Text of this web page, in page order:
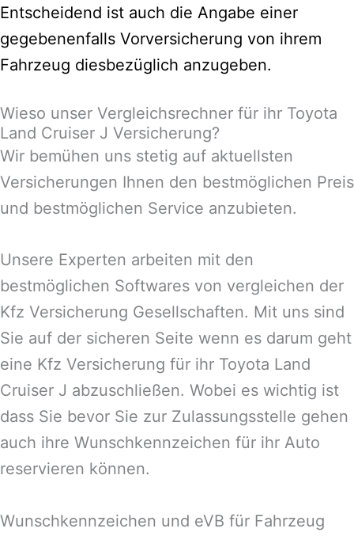
Entscheidend ist auch die Angabe einer
gegebenenfalls Vorversicherung von ihrem
Fahrzeug diesbezüglich anzugeben.
Wieso unser Vergleichsrechner für ihr Toyota
Land Cruiser J Versicherung?
Wir bemühen uns stetig auf aktuellsten
Versicherungen Ihnen den bestmöglichen Preis
und bestmöglichen Service anzubieten.
Unsere Experten arbeiten mit den
bestmöglichen Softwares von vergleichen der
Kfz Versicherung Gesellschaften. Mit uns sind
Sie auf der sicheren Seite wenn es darum geht
eine Kfz Versicherung für ihr Toyota Land
Cruiser J abzuschließen. Wobei es wichtig ist
dass Sie bevor Sie zur Zulassungsstelle gehen
auch ihre Wunschkennzeichen für ihr Auto
reservieren können.
Wunschkennzeichen und eVB für Fahrzeug